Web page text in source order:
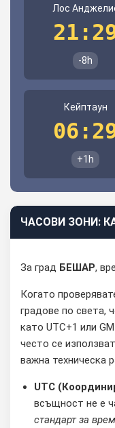
Лос
-8h
Кейптаун
+1h
ЧАСОВИ ЗОНИ:
За град БЕШАР,
Когато
градове по света,
като UTC+1 или
често се
важна техническа
UTC
всъщност не е
стандарт за